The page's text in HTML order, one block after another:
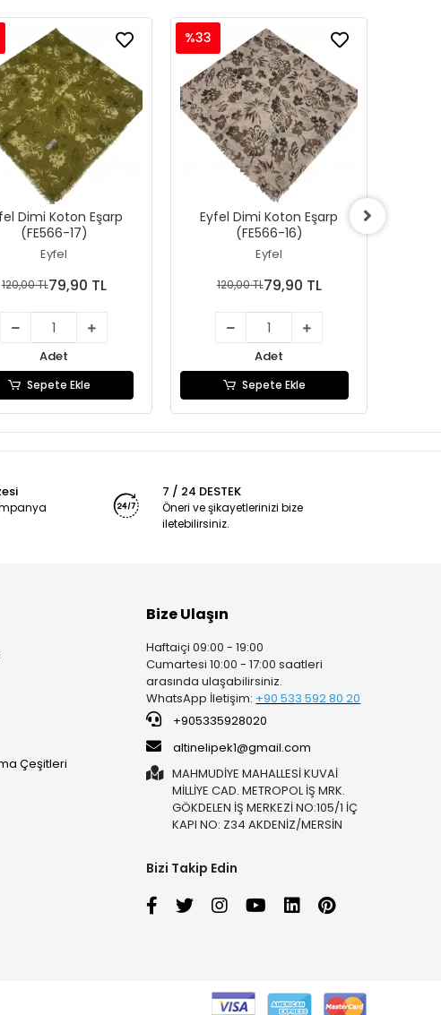
Dimi Koton Eşarp
(FE566-17)
Eyfel
120,00 TL79,90 TL
Adet
Sepete Ekle
Eyfel Dimi Koton Eşarp
(FE566-16)
Eyfel
%33
120,00 TL79,90 TL
Adet
Sepete Ekle
7 / 24 DESTEK
Öneri ve şikayetlerinizi bize
iletebilirsiniz.
Çeşitleri
Bize Ulaşın
Haftaiçi 09:00 - 19:00
Cumartesi 10:00 - 17:00 saatleri
arasında ulaşabilirsiniz.
WhatsApp İletişim: +90 533 592 80 20
+905335928020
altinelipek1@gmail.com
MAHMUDİYE MAHALLESİ KUVAİ
MİLLİYE CAD. METROPOL İŞ MRK.
GÖKDELEN İŞ MERKEZİ NO:105/1 İÇ
KAPI NO: Z34 AKDENİZ/MERSİN
Bizi Takip Edin